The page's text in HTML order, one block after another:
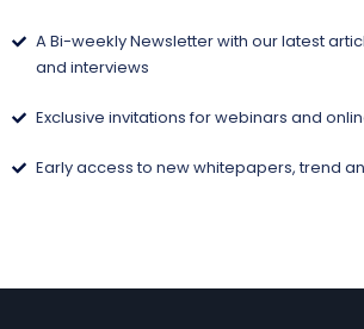
A Bi-weekly Newsletter with our latest
and interviews
Exclusive invitations for webinars and
Early access to new whitepapers, trend